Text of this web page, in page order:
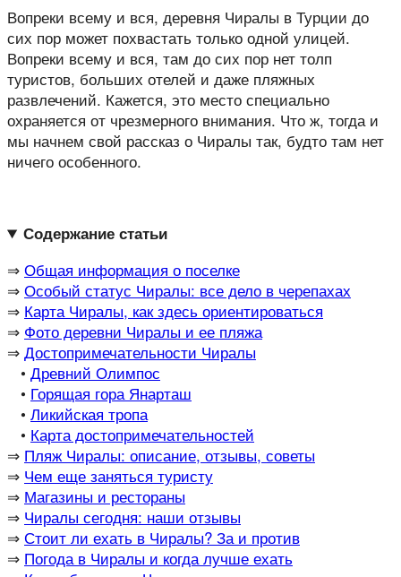
Вопреки всему и вся, деревня Чиралы в Турции до
сих пор может похвастать только одной улицей.
Вопреки всему и вся, там до сих пор нет толп
туристов, больших отелей и даже пляжных
развлечений. Кажется, это место специально
охраняется от чрезмерного внимания. Что ж, тогда и
мы начнем свой рассказ о Чиралы так, будто там нет
ничего особенного.
Содержание статьи
⇒ Общая информация о поселке
⇒ Особый статус Чиралы: все дело в черепахах
⇒ Карта Чиралы, как здесь ориентироваться
⇒ Фото деревни Чиралы и ее пляжа
⇒ Достопримечательности Чиралы
• Древний Олимпос
• Горящая гора Янарташ
• Ликийская тропа
• Карта достопримечательностей
⇒ Пляж Чиралы: описание, отзывы, советы
⇒ Чем еще заняться туристу
⇒ Магазины и рестораны
⇒ Чиралы сегодня: наши отзывы
⇒ Стоит ли ехать в Чиралы? За и против
⇒ Погода в Чиралы и когда лучше ехать